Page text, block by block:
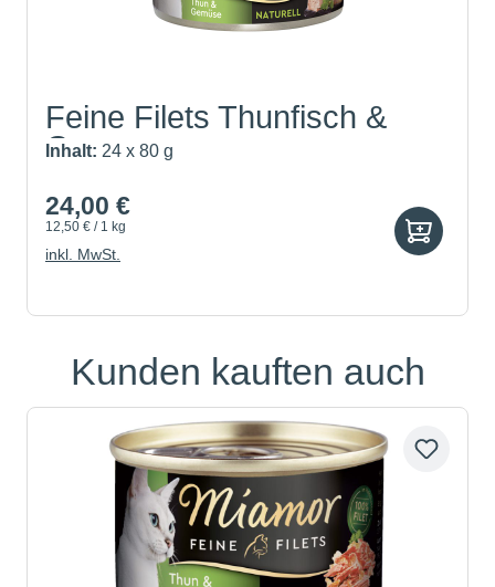
Feine Filets Thunfisch &
Ge...
Inhalt: 24 x 80 g
24,00 €
12,50 € / 1 kg
inkl. MwSt.
Produktgalerie überspringen
Kunden kauften auch